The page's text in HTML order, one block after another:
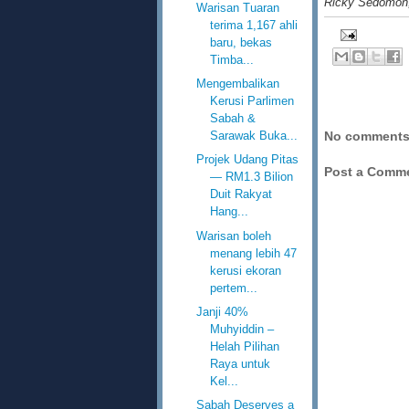
No
Post a
Warisan Tuaran
terima 1,167 ahli
baru, bekas
Timba...
Mengembalikan
Kerusi Parlimen
Sabah &
Sarawak Buka...
Projek Udang Pitas
— RM1.3 Bilion
Duit Rakyat
Hang...
Warisan boleh
menang lebih 47
kerusi ekoran
pertem...
Janji 40%
Muhyiddin –
Helah Pilihan
Raya untuk
Kel...
Sabah Deserves a